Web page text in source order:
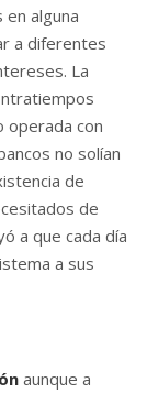
alguna
a diferentes
La
operada con
no solían
de
de
a que cada día
a sus
aunque a